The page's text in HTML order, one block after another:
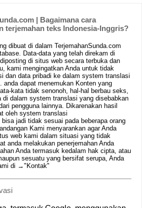
| Bagaimana cara
terjemahan teks Indonesia-Inggris?
dibuat di dalam TerjemahanSunda.com
Data-data yang telah direkam di
di situs web secara terbuka dan
kami mengingatkan Anda untuk tidak
dan data pribadi ke dalam system translasi
anda dapat menemukan Konten yang
kata tidak senonoh, hal-hal berbau seks,
di dalam system translasi yang disebabkan
pengguna lainnya. Dikarenakan hasil
oleh system translasi
jadi tidak sesuai pada beberapa orang
Kami menyarankan agar Anda
web kami dalam situasi yang tidak
anda melakukan penerjemahan Anda
Anda termasuk kedalam hak cipta, atau
sesuatu yang bersifat serupa, Anda
di →"Kontak"